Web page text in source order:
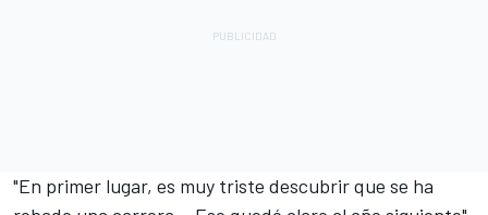
"En primer lugar, es muy triste descubrir que se ha